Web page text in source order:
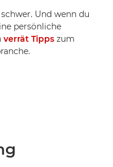
Und wenn du
persönliche
verrät Tipps zum